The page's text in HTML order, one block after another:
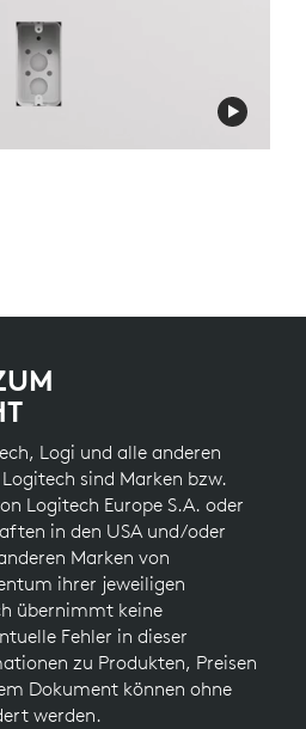
Logi und alle anderen
sind Marken bzw.
Logitech Europe S.A. oder
in den USA und/oder
Marken von
ihrer jeweiligen
übernimmt keine
Fehler in dieser
zu Produkten, Preisen
Dokument können ohne
werden.